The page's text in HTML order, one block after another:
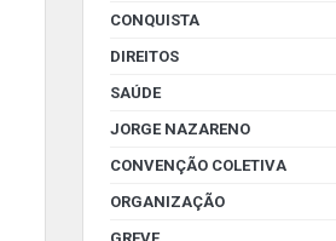
CONQUISTA
DIREITOS
SAÚDE
JORGE NAZARENO
CONVENÇÃO COLETIVA
ORGANIZAÇÃO